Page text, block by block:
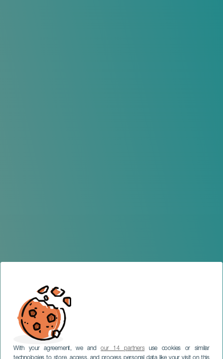
With your agreement, we andour 14 partnersuse cookies or similar
technologies to store, access, and process personal data like your visit on this